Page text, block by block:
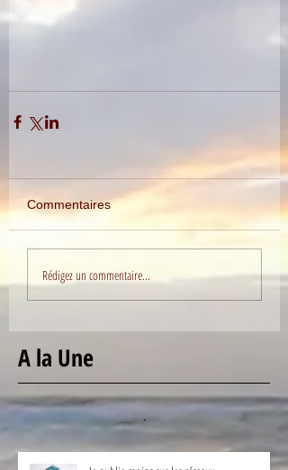
Commentaires
Rédigez un commentaire...
A la Une